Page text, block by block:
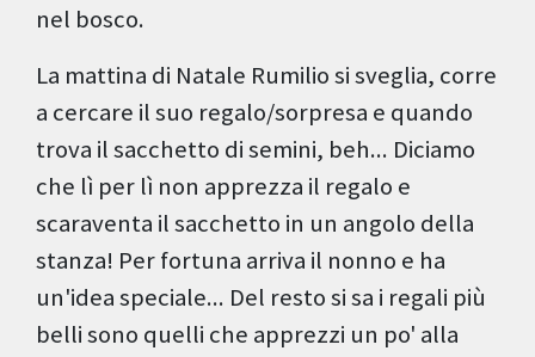
nel bosco.
La mattina di Natale Rumilio si sveglia, corre
a cercare il suo regalo/sorpresa e quando
trova il sacchetto di semini, beh... Diciamo
che lì per lì non apprezza il regalo e
scaraventa il sacchetto in un angolo della
stanza! Per fortuna arriva il nonno e ha
un'idea speciale... Del resto si sa i regali più
belli sono quelli che apprezzi un po' alla